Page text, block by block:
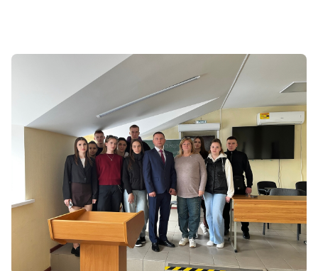
Уровни образования
Среднее профессиональное образование
Высшее образование
Дополнительное образование
Медиа
Объявления
Новости